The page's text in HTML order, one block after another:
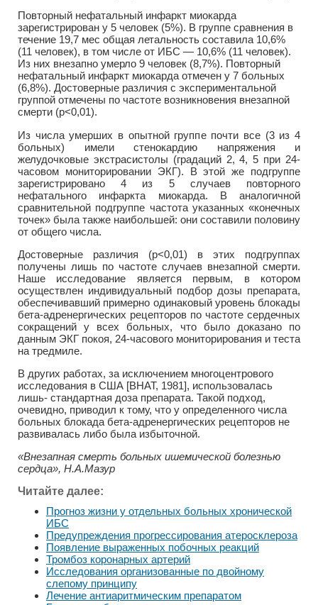
Повторный нефатальный инфаркт миокарда
зарегистрирован у 5 человек (5%). В группе сравнения в
течение 19,7 мес общая летальность составила 10,6%
(11 человек), в том числе от ИБС — 10,6% (11 человек).
Из них внезапно умерло 9 человек (8,7%). Повторный
нефатальный инфаркт миокарда отмечен у 7 больных
(6,8%). Достоверные различия с экспериментальной
группой отмечены по частоте возникновения внезапной
смерти (р<0,01).
Из числа умерших в опытной группе почти все (3 из 4
больных) имели стенокардию напряжения и
желудочковые экстрасистолы (градаций 2, 4, 5 при 24-
часовом мониторировании ЭКГ). В этой же подгруппе
зарегистрировано 4 из 5 случаев повторного
нефатального инфаркта миокарда. В аналогичной
сравнительной подгруппе частота указанных «конечных
точек» была также наибольшей: они составили половину
от общего числа.
Достоверные различия (р<0,01) в этих подгруппах
получены лишь по частоте случаев внезапной смерти.
Наше исследование является первым, в котором
осуществлен индивидуальный подбор дозы препарата,
обеспечивавший примерно одинаковый уровень блокады
бета-адренергических рецепторов по частоте сердечных
сокращений у всех больных, что было доказано по
данным ЭКГ покоя, 24-часового мониторирования и теста
на тредмиле.
В других работах, за исключением многоцентрового
исследования в США [ВНАТ, 1981], использовалась
лишь- стандартная доза препарата. Такой подход,
очевидно, приводил к тому, что у определенного числа
больных блокада бета-адренергических рецепторов не
развивалась либо была избыточной.
«Внезапная смерть больных ишемической болезнью
сердца», Н.А.Мазур
Читайте далее:
Прогноз жизни у отдельных больных хронической
ИБС
Предупреждения прогрессирования атеросклероза
Появление выраженных побочных реакций
Тромбоз коронарных артерий
Исследования организованные по двойному
слепому принципу
Лечение антиаритмическим препаратом